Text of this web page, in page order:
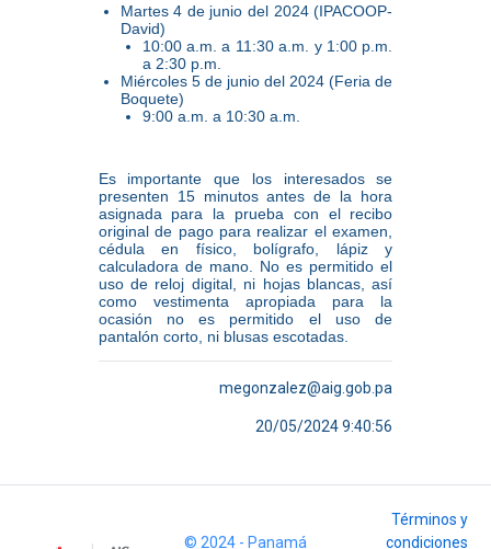
Martes 4 de junio del 2024 (IPACOOP-
David)
10:00 a.m. a 11:30 a.m. y 1:00 p.m.
a 2:30 p.m.
Miércoles 5 de junio del 2024 (Feria de
Boquete)
9:00 a.m. a 10:30 a.m.
Es importante que los interesados se
presenten 15 minutos antes de la hora
asignada para la prueba con el recibo
original de pago para realizar el examen,
cédula en físico, bolígrafo, lápiz y
calculadora de mano. No es permitido el
uso de reloj digital, ni hojas blancas, así
como vestimenta apropiada para la
ocasión no es permitido el uso de
pantalón corto, ni blusas escotadas.
megonzalez@aig.gob.pa
20/05/2024 9:40:56
© 2024 - Panamá
Términos y
condiciones